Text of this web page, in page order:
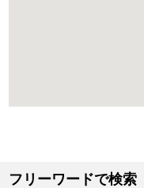
フリーワードで検索